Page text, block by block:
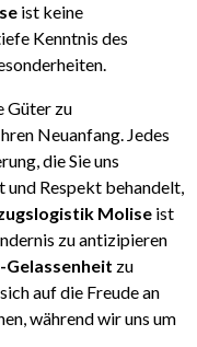
ist keine
Kenntnis des
Güter zu
Neuanfang. Jedes
die Sie uns
Respekt behandelt,
Molise ist
zu antizipieren
Gelassenheit zu
auf die Freude an
während wir uns um